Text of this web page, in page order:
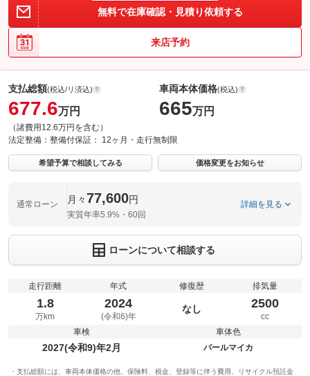
無料で在庫確認・見積り依頼する
来店予約
支払総額(税込/リ済込)
677.6万円
（諸費用12.6万円を含む）
車両本体価格(税込)
665万円
法定整備： 整備付保証： 12ヶ月・走行無制限
希望予算で相談してみる 価格変更をお知らせ
通常ローン 月々77,600円
実質年率5.9%・60回
詳細を見る
ローンについて相談する
走行距離
1.8
万km
年式
2024
(令和6)年
修復歴
なし
排気量
2500
cc
車検
2027(令和9)年2月
車体色
パールマイカ
支払総額には、車両本体価格の他、保険料、税金、登録等に伴う費用、リサイクル預託金